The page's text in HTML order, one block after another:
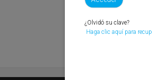
¿Olvidó su clave?
Haga clic aquí para